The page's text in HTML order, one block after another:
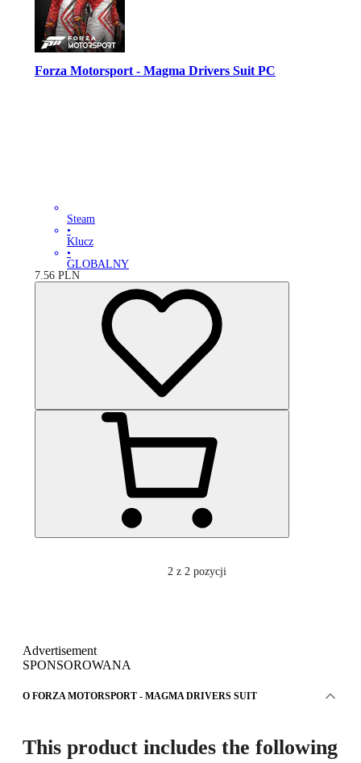
Forza Motorsport - Magma Drivers Suit PC
Steam
•
Klucz
•
GLOBALNY
7.56 PLN
2 z 2 pozycji
Advertisement
SPONSOROWANA
O FORZA MOTORSPORT - MAGMA DRIVERS SUIT
This product includes the following